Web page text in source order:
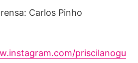
Carlos Pinho
priscilanogu